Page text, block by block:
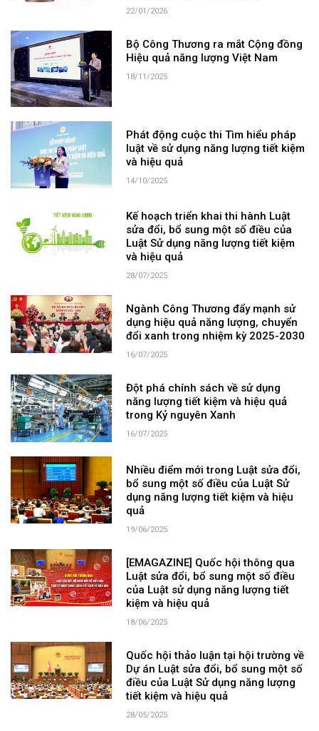
22/01/2026
Bộ Công Thương ra mắt Cộng đồng
Hiệu quả năng lượng Việt Nam
18/11/2025
Phát động cuộc thi Tìm hiểu pháp
luật về sử dụng năng lượng tiết kiệm
và hiệu quả
14/10/2025
Kế hoạch triển khai thi hành Luật
sửa đổi, bổ sung một số điều của
Luật Sử dụng năng lượng tiết kiệm
và hiệu quả
28/07/2025
Ngành Công Thương đẩy mạnh sử
dụng hiệu quả năng lượng, chuyển
đổi xanh trong nhiệm kỳ 2025-2030
16/07/2025
Đột phá chính sách về sử dụng
năng lượng tiết kiệm và hiệu quả
trong Kỷ nguyên Xanh
16/07/2025
Nhiều điểm mới trong Luật sửa đổi,
bổ sung một số điều của Luật Sử
dụng năng lượng tiết kiệm và hiệu
quả
19/06/2025
[EMAGAZINE] Quốc hội thông qua
Luật sửa đổi, bổ sung một số điều
của Luật sử dụng năng lượng tiết
kiệm và hiệu quả
18/06/2025
Quốc hội thảo luận tại hội trường về
Dự án Luật sửa đổi, bổ sung một số
điều của Luật Sử dụng năng lượng
tiết kiệm và hiệu quả
28/05/2025